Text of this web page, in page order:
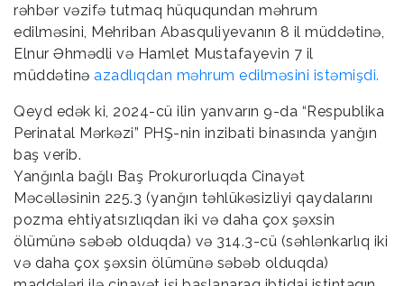
rəhbər vəzifə tutmaq hüququndan məhrum
edilməsini, Mehriban Abasquliyevanın 8 il müddətinə,
Elnur Əhmədli və Hamlet Mustafayevin 7 il
müddətinə azadlıqdan məhrum edilməsini istəmişdi.
Qeyd edək ki, 2024-cü ilin yanvarın 9-da “Respublika
Perinatal Mərkəzi” PHŞ-nin inzibati binasında yanğın
baş verib.
Yanğınla bağlı Baş Prokurorluqda Cinayət
Məcəlləsinin 225.3 (yanğın təhlükəsizliyi qaydalarını
pozma ehtiyatsızlıqdan iki və daha çox şəxsin
ölümünə səbəb olduqda) və 314.3-cü (səhlənkarlıq iki
və daha çox şəxsin ölümünə səbəb olduqda)